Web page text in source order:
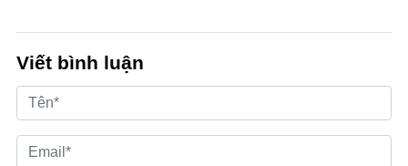
Viết bình luận